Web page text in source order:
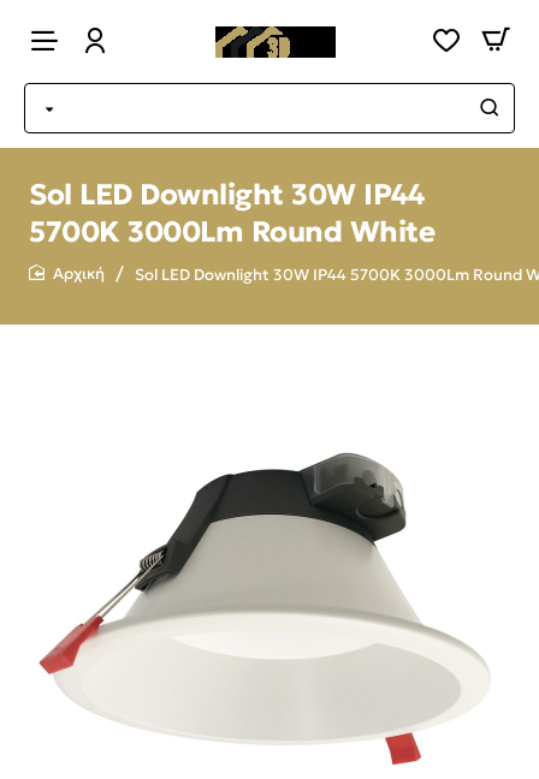
Sol LED Downlight 30W IP44
5700K 3000Lm Round White
Sol LED Downlight 30W IP44 5700K 3000Lm Round